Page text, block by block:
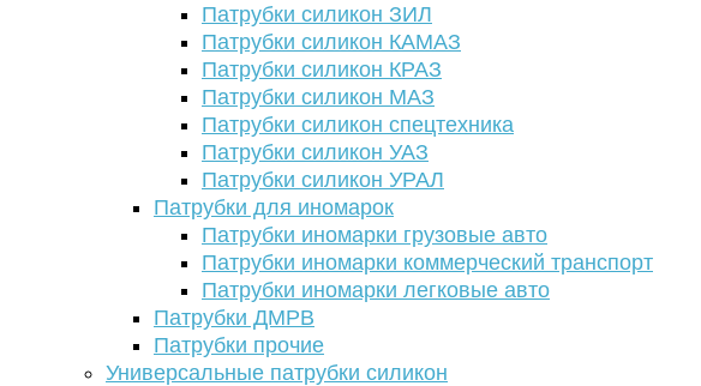
Патрубки силикон ЗИЛ
Патрубки силикон КАМАЗ
Патрубки силикон КРАЗ
Патрубки силикон МАЗ
Патрубки силикон спецтехника
Патрубки силикон УАЗ
Патрубки силикон УРАЛ
Патрубки для иномарок
Патрубки иномарки грузовые авто
Патрубки иномарки коммерческий транспорт
Патрубки иномарки легковые авто
Патрубки ДМРВ
Патрубки прочие
Универсальные патрубки силикон